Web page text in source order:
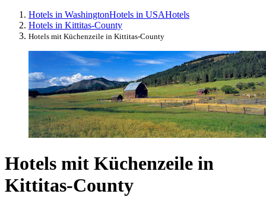
Hotels in WashingtonHotels in USAHotels
Hotels in Kittitas-County
Hotels mit Küchenzeile in Kittitas-County
Hotels mit Küchenzeile in
Kittitas-County